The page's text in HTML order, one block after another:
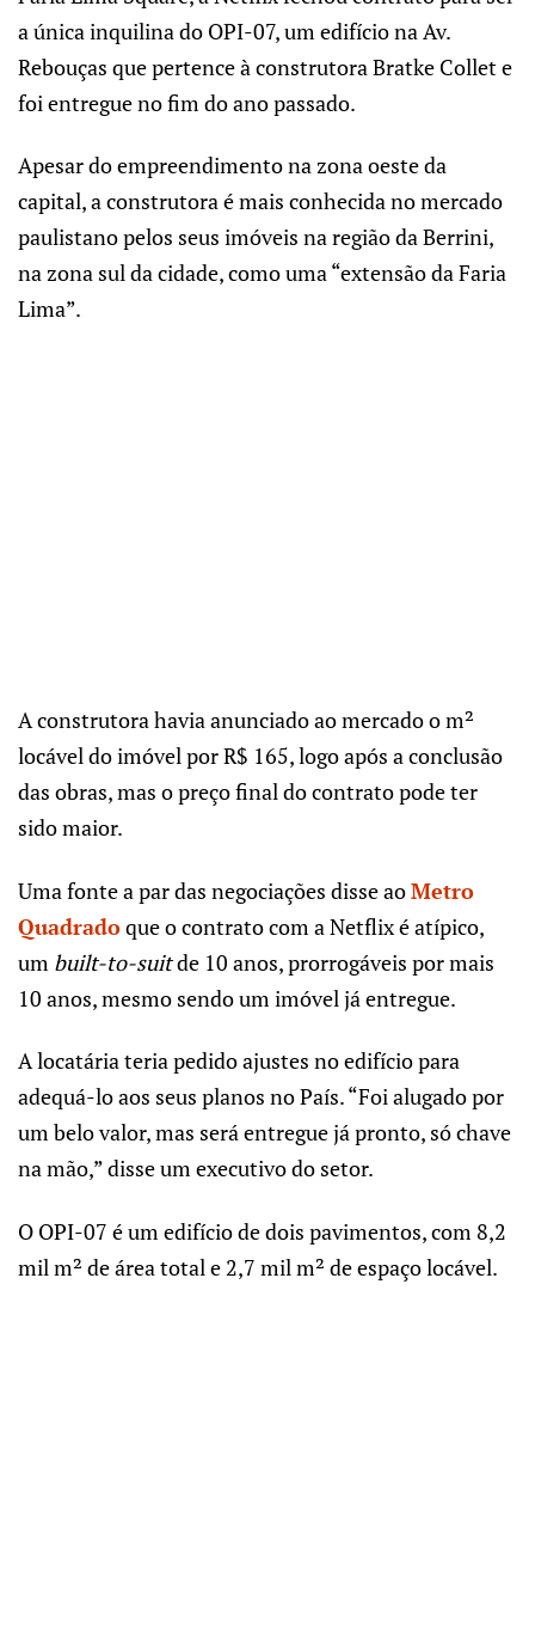
a única inquilina do OPI-07, um edifício na Av.
Rebouças que pertence à construtora Bratke Collet e
foi entregue no fim do ano passado.
Apesar do empreendimento na zona oeste da
capital, a construtora é mais conhecida no mercado
paulistano pelos seus imóveis na região da Berrini,
na zona sul da cidade, como uma “extensão da Faria
Lima”.
A construtora havia anunciado ao mercado o m²
locável do imóvel por R$ 165, logo após a conclusão
das obras, mas o preço final do contrato pode ter
sido maior.
Uma fonte a par das negociações disse aoMetro
Quadradoque o contrato com a Netflix é atípico,
um built-to-suitde 10 anos, prorrogáveis por mais
10 anos, mesmo sendo um imóvel já entregue.
A locatária teria pedido ajustes no edifício para
adequá-lo aos seus planos no País. “Foi alugado por
um belo valor, mas será entregue já pronto, só chave
na mão,” disse um executivo do setor.
O OPI-07 é um edifício de dois pavimentos, com 8,2
mil m² de área total e 2,7 mil m² de espaço locável.